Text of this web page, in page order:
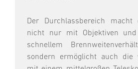
Der Durchlassbereich macht
nicht nur mit Objektiven und
schnellem
sondern ermöglicht auch die